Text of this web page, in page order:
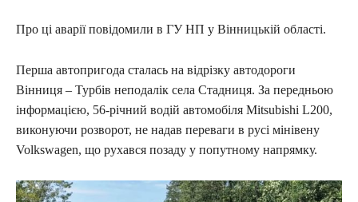
Про ці аварії повідомили в ГУ НП у Вінницькій області.
Перша автопригода сталась на відрізку автодороги
Вінниця – Турбів неподалік села Стадниця. За передньою
інформацією, 56-річний водій автомобіля Mitsubishi L200,
виконуючи розворот, не надав переваги в русі мінівену
Volkswagen, що рухався позаду у попутному напрямку.